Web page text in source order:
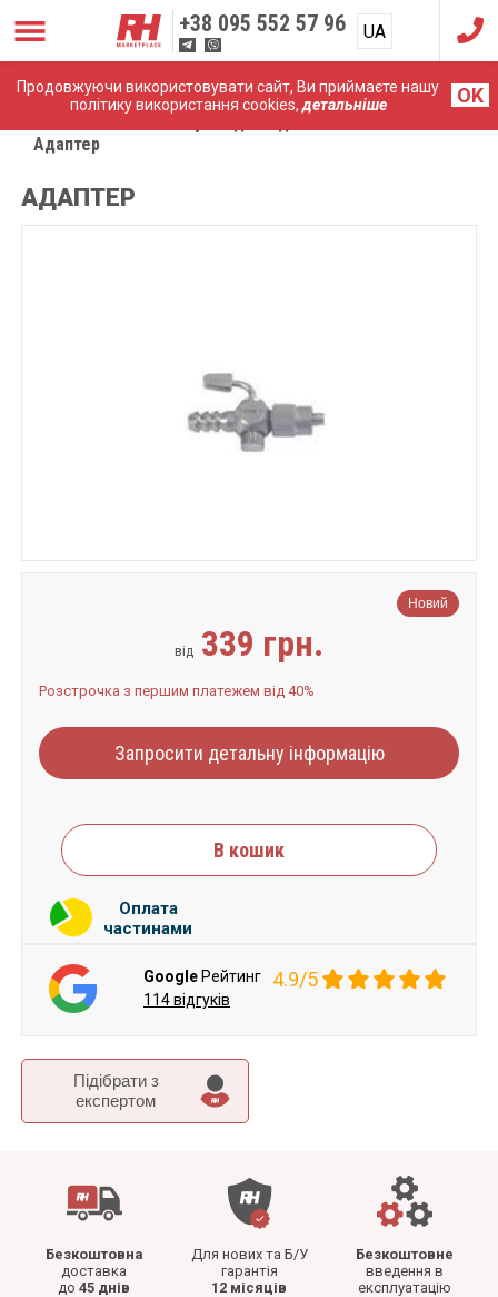
Продовжуючи використовувати сайт, Ви приймаєте нашу
політику використання cookies,детальніше OK
+38 095 552 57 96 UA
RU
Адаптер
АДАПТЕР
Підібрати з
експертом
Безкоштовна
доставка
до 45 днів
Для нових та Б/У
гарантія
12 місяців
Безкоштовне
введення в
експлуатацію
Новий
від 339 грн.
Розстрочка з першим платежем від 40%
Запросити детальну інформацію
В кошик
Оплата
частинами
Google Рейтинг 4.9/5
114 відгуків